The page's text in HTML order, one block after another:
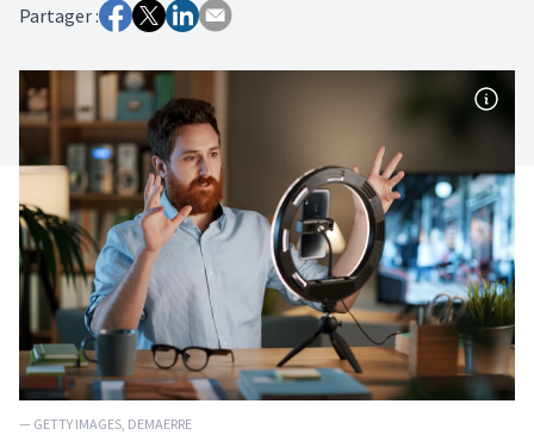
Partager :
— GETTY IMAGES, DEMAERRE